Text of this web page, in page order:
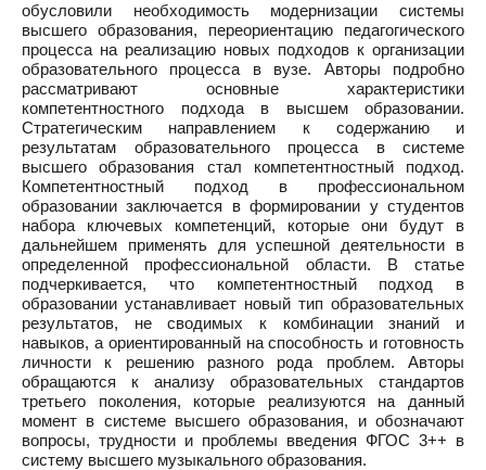
обусловили необходимость модернизации системы
высшего образования, переориентацию педагогического
процесса на реализацию новых подходов к организации
образовательного процесса в вузе. Авторы подробно
рассматривают основные характеристики
компетентностного подхода в высшем образовании.
Стратегическим направлением к содержанию и
результатам образовательного процесса в системе
высшего образования стал компетентностный подход.
Компетентностный подход в профессиональном
образовании заключается в формировании у студентов
набора ключевых компетенций, которые они будут в
дальнейшем применять для успешной деятельности в
определенной профессиональной области. В статье
подчеркивается, что компетентностный подход в
образовании устанавливает новый тип образовательных
результатов, не сводимых к комбинации знаний и
навыков, а ориентированный на способность и готовность
личности к решению разного рода проблем. Авторы
обращаются к анализу образовательных стандартов
третьего поколения, которые реализуются на данный
момент в системе высшего образования, и обозначают
вопросы, трудности и проблемы введения ФГОС 3++ в
систему высшего музыкального образования.